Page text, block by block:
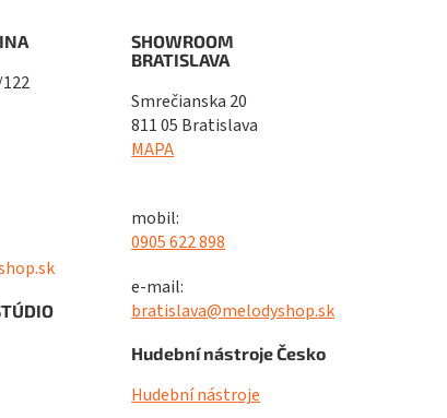
SHOWROOM
BRATISLAVA
Smrečianska 20
811 05 Bratislava
MAPA
mobil:
0905 622 898
e-mail:
bratislava@melodyshop.sk
Hudební nástroje Česko
Hudební nástroje